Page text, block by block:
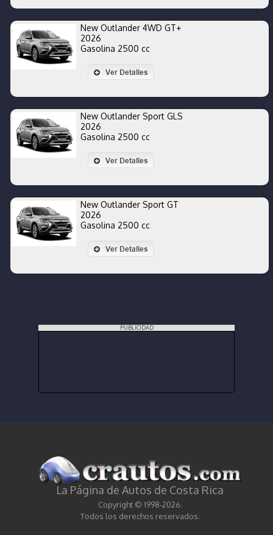
New Outlander 4WD GT+
2026
Gasolina 2500 cc
New Outlander Sport GLS
2026
Gasolina 2500 cc
New Outlander Sport GT
2026
Gasolina 2500 cc
PUBLICIDAD
La Página de Autos de Costa Rica
Copyright © 1998-2026.
Todos los derechos reservados.